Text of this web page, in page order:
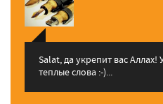
Salat, да укрепит вас Аллаx!
теплые слова :-)...